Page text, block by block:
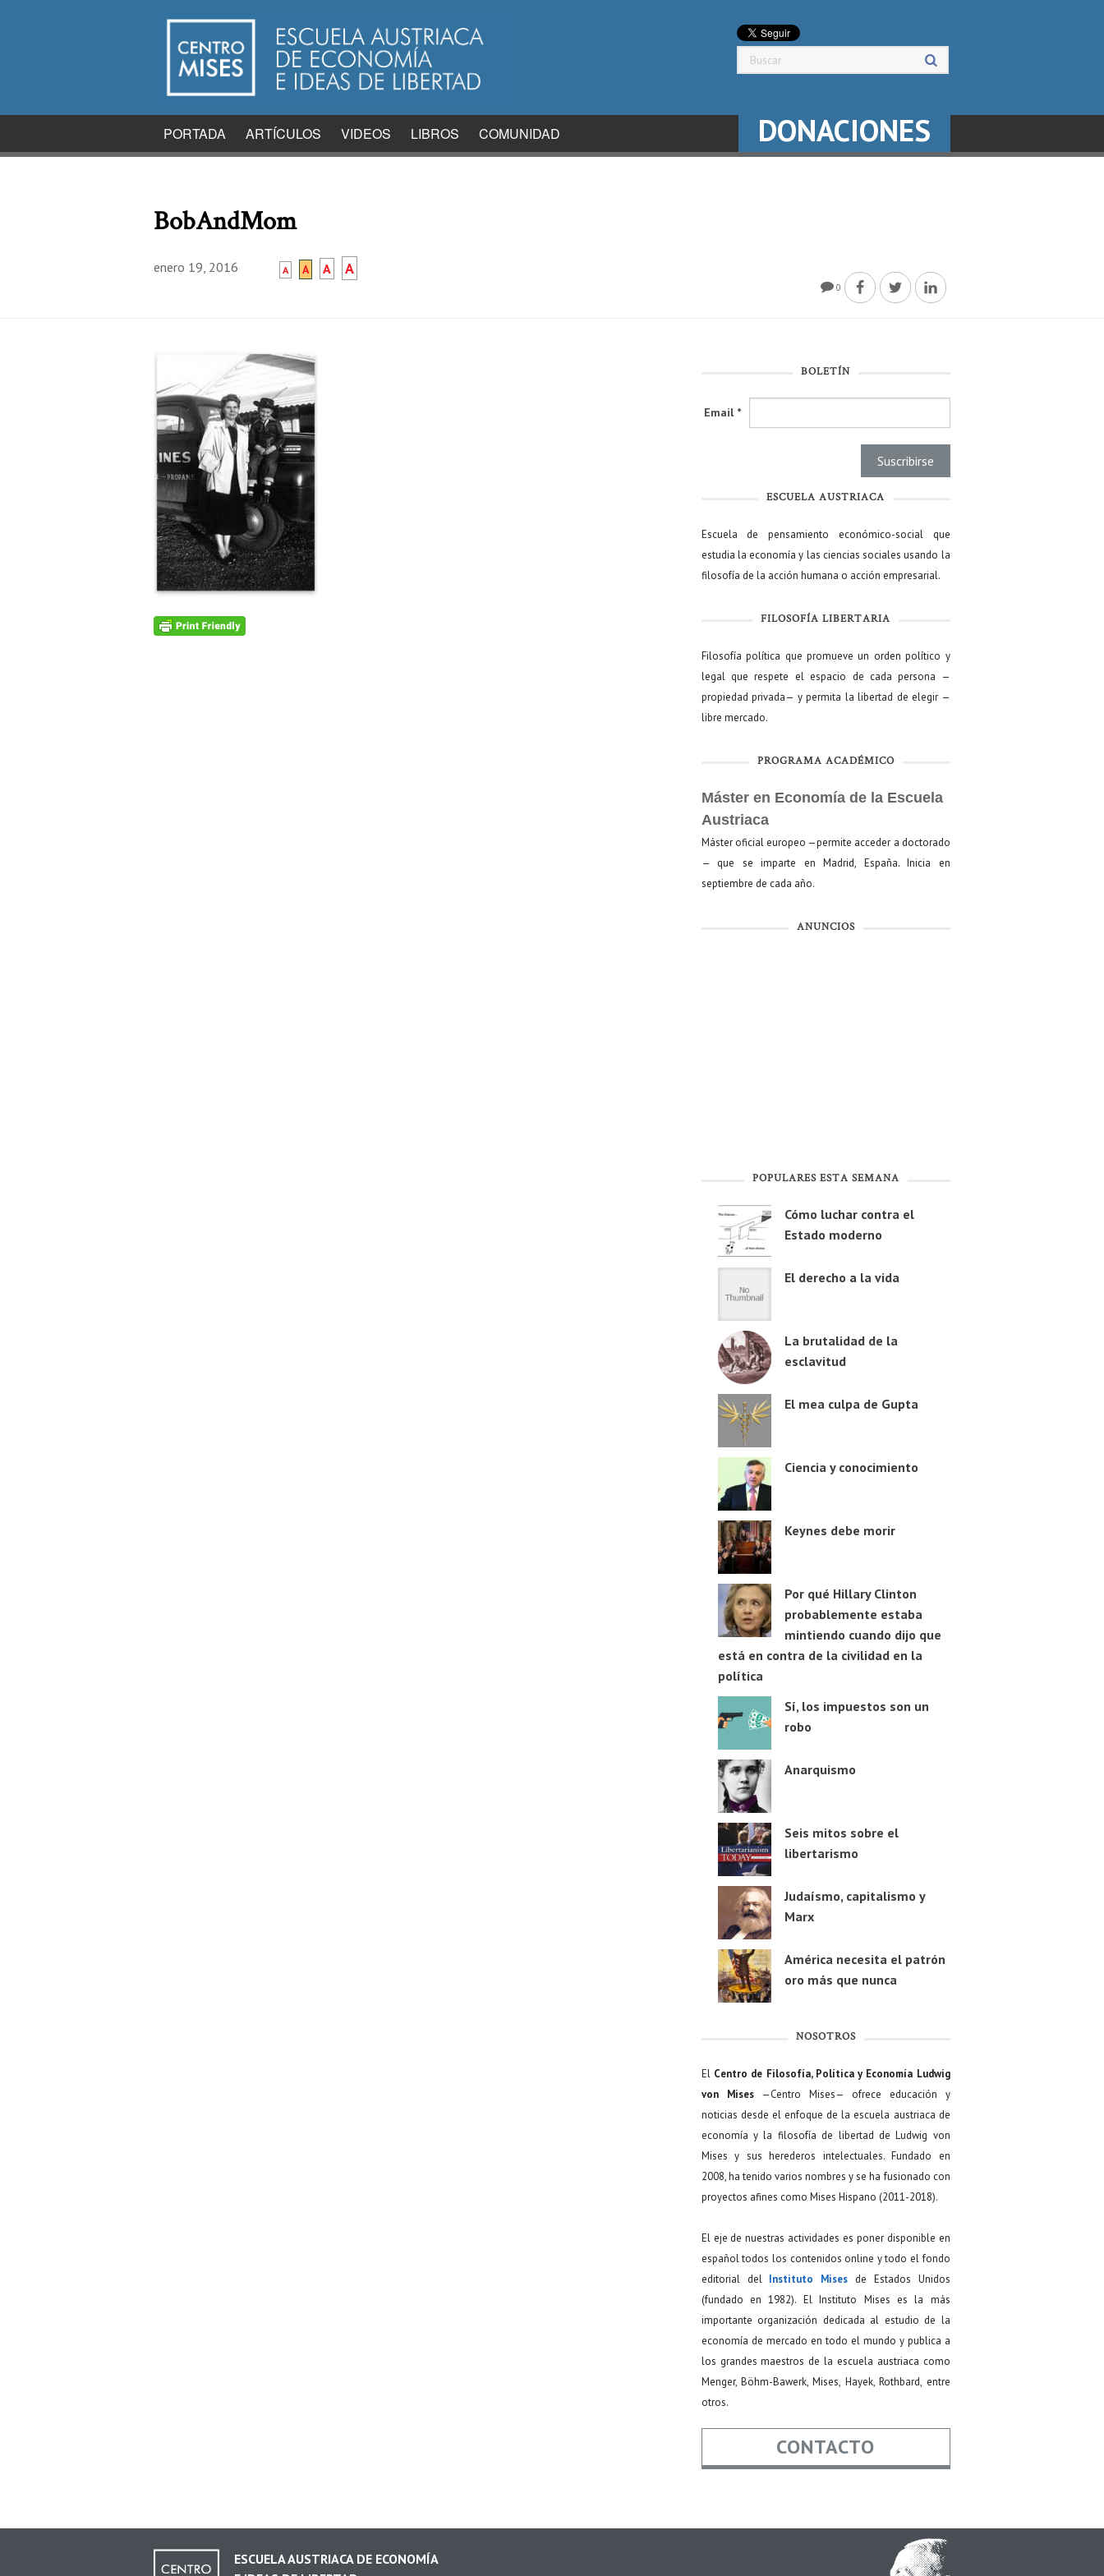
PORTADA ARTÍCULOS VIDEOS LIBROS COMUNIDAD DONACIONES
BobAndMom
enero 19, 2016 A A A A
0
BOLETÍN
Email *
ESCUELA AUSTRIACA
Escuela de pensamiento económico-social que
estudia la economía y las ciencias sociales usando la
filosofía de la acción humana o acción empresarial.
FILOSOFÍA LIBERTARIA
Filosofía política que promueve un orden político y
legal que respete el espacio de cada persona —
propiedad privada— y permita la libertad de elegir —
libre mercado.
PROGRAMA ACADÉMICO
Máster en Economía de la Escuela
Austriaca
Máster oficial europeo —permite acceder a doctorado
— que se imparte en Madrid, España. Inicia en
septiembre de cada año.
ANUNCIOS
POPULARES ESTA SEMANA
Cómo luchar contra el
Estado moderno
El derecho a la vida
La brutalidad de la
esclavitud
El mea culpa de Gupta
Ciencia y conocimiento
Keynes debe morir
Por qué Hillary Clinton
probablemente estaba
mintiendo cuando dijo que
está en contra de la civilidad en la
política
Sí, los impuestos son un
robo
Anarquismo
Seis mitos sobre el
libertarismo
Judaísmo, capitalismo y
Marx
América necesita el patrón
oro más que nunca
NOSOTROS
El Centro de Filosofía, Política y Economía Ludwig
von Mises—Centro Mises— ofrece educación y
noticias desde el enfoque de la escuela austriaca de
economía y la filosofía de libertad de Ludwig von
Mises y sus herederos intelectuales. Fundado en
2008, ha tenido varios nombres y se ha fusionado con
proyectos afines como Mises Hispano (2011-2018).
El eje de nuestras actividades es poner disponible en
español todos los contenidos online y todo el fondo
editorial del Instituto Mises de Estados Unidos
(fundado en 1982). El Instituto Mises es la más
importante organización dedicada al estudio de la
economía de mercado en todo el mundo y publica a
los grandes maestros de la escuela austriaca como
Menger, Böhm-Bawerk, Mises, Hayek, Rothbard, entre
otros.
CONTACTO
ESCUELA AUSTRIACA DE ECONOMÍA